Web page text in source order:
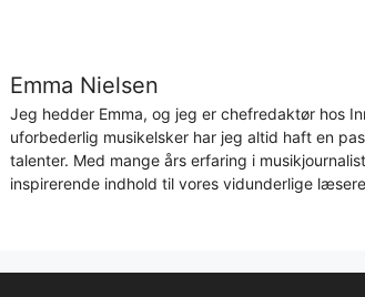
Emma Nielsen
Jeg hedder Emma, og jeg er chefredaktør hos
uforbederlig musikelsker har jeg altid haft en
talenter. Med mange års erfaring i
inspirerende indhold til vores vidunderlige